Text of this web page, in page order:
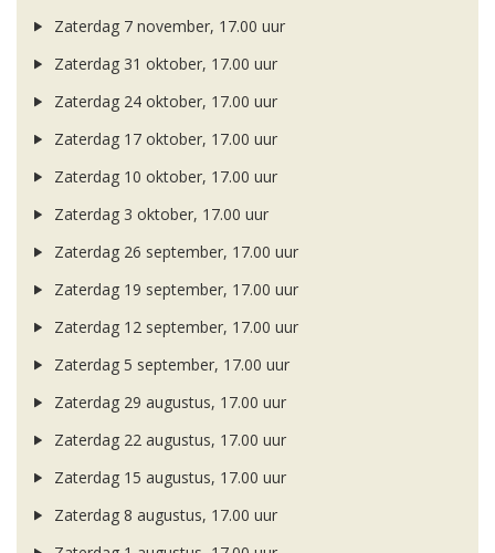
Zaterdag 7 november, 17.00 uur
Zaterdag 31 oktober, 17.00 uur
Zaterdag 24 oktober, 17.00 uur
Zaterdag 17 oktober, 17.00 uur
Zaterdag 10 oktober, 17.00 uur
Zaterdag 3 oktober, 17.00 uur
Zaterdag 26 september, 17.00 uur
Zaterdag 19 september, 17.00 uur
Zaterdag 12 september, 17.00 uur
Zaterdag 5 september, 17.00 uur
Zaterdag 29 augustus, 17.00 uur
Zaterdag 22 augustus, 17.00 uur
Zaterdag 15 augustus, 17.00 uur
Zaterdag 8 augustus, 17.00 uur